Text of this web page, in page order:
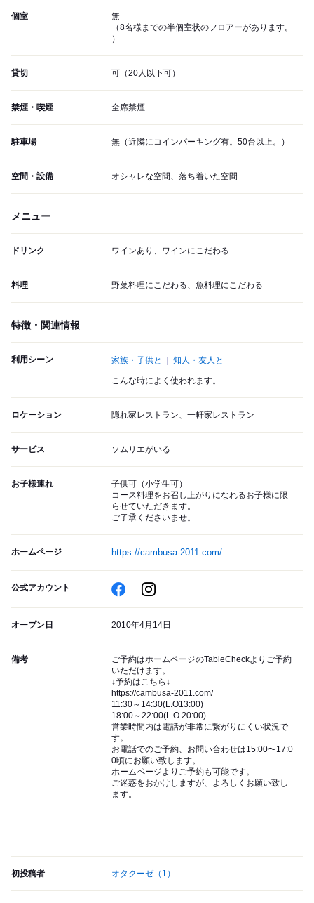
個室
無
（8名様までの半個室状のフロアーがあります。
）
貸切 可（20人以下可）
禁煙・喫煙 全席禁煙
駐車場 無（近隣にコインパーキング有。50台以上。）
空間・設備 オシャレな空間、落ち着いた空間
メニュー
ドリンク ワインあり、ワインにこだわる
料理 野菜料理にこだわる、魚料理にこだわる
特徴・関連情報
利用シーン 家族・子供と 知人・友人と
こんな時によく使われます。
ロケーション 隠れ家レストラン、一軒家レストラン
サービス ソムリエがいる
お子様連れ
子供可（小学生可）
コース料理をお召し上がりになれるお子様に限
らせていただきます。
ご了承くださいませ。
ホームページ https://cambusa-2011.com/
公式アカウント
オープン日 2010年4月14日
備考
ご予約はホームページのTableCheckよりご予約
いただけます。
↓予約はこちら↓
https://cambusa-2011.com/
11:30～14:30(L.O13:00)
18:00～22:00(L.O.20:00)
営業時間内は電話が非常に繋がりにくい状況で
す。
お電話でのご予約、お問い合わせは15:00〜17:0
0頃にお願い致します。
ホームページよりご予約も可能です。
ご迷惑をおかけしますが、よろしくお願い致し
ます。
初投稿者 オタクーゼ （1）